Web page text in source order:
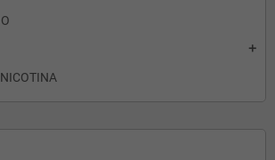
add